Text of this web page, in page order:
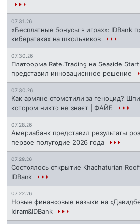
07.31.26
«Бесплатные бонусы в играх»: IDBank
кибератаках на школьников
07.30.26
Платформа Rate.Trading на Seaside
представил инновационное решение
07.30.26
Как армяне отомстили за геноцид?
котором никто не знает | ФАЙБ
07.28.26
Америабанк представил результаты
первое полугодие 2026 года
07.28.26
Состоялось открытие Khachaturian
IDBank
07.22.26
Новые финансовые навыки на
Idram&IDBank